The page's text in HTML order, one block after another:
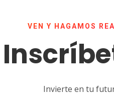
VEN Y HAGAMOS
Invierte en tu